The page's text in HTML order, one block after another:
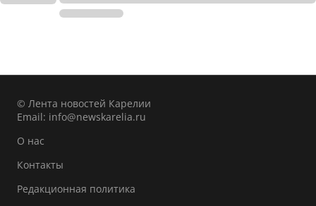
© Лента новостей Карелии
Email: info@newskarelia.ru
О нас
Контакты
Редакционная политика